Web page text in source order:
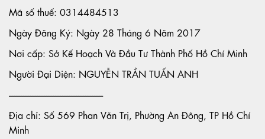
Mã số thuế: 0314484513
Ngày Đăng Ký: Ngày 28 Tháng 6 Năm 2017
Nơi cấp: Sở Kế Hoạch Và Đầu Tư Thành Phố Hồ Chí Minh
Người Đại Diện: NGUYỄN TRẦN TUẤN ANH
-----------------------------------------------------
Địa chỉ: Số 569 Phan Văn Trị, Phường An Đông, TP Hồ Chí
Minh